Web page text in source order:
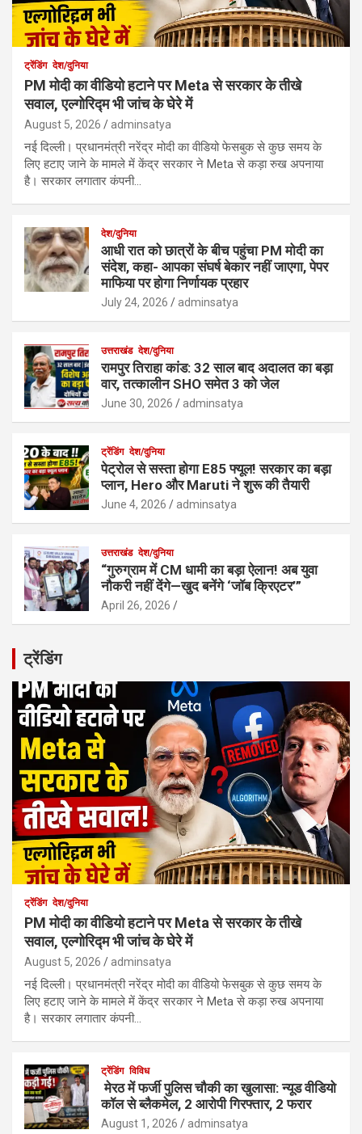
ट्रेंडिंग देश/दुनिया
PM मोदी का वीडियो हटाने पर Meta से सरकार के तीखे
सवाल, एल्गोरिद्म भी जांच के घेरे में
August 5, 2026 adminsatya
नई दिल्ली। प्रधानमंत्री नरेंद्र मोदी का वीडियो फेसबुक से कुछ समय के
लिए हटाए जाने के मामले में केंद्र सरकार ने Meta से कड़ा रुख अपनाया
है। सरकार लगातार कंपनी…
देश/दुनिया
आधी रात को छात्रों के बीच पहुंचा PM मोदी का
संदेश, कहा- आपका संघर्ष बेकार नहीं जाएगा, पेपर
माफिया पर होगा निर्णायक प्रहार
July 24, 2026 adminsatya
उत्तराखंड देश/दुनिया
रामपुर तिराहा कांड: 32 साल बाद अदालत का बड़ा
वार, तत्कालीन SHO समेत 3 को जेल
June 30, 2026 adminsatya
ट्रेंडिंग देश/दुनिया
पेट्रोल से सस्ता होगा E85 फ्यूल! सरकार का बड़ा
प्लान, Hero और Maruti ने शुरू की तैयारी
June 4, 2026 adminsatya
उत्तराखंड देश/दुनिया
“गुरुग्राम में CM धामी का बड़ा ऐलान! अब युवा
नौकरी नहीं देंगे—खुद बनेंगे ‘जॉब क्रिएटर’”
April 26, 2026
ट्रेंडिंग
ट्रेंडिंग देश/दुनिया
PM मोदी का वीडियो हटाने पर Meta से सरकार के तीखे
सवाल, एल्गोरिद्म भी जांच के घेरे में
August 5, 2026 adminsatya
नई दिल्ली। प्रधानमंत्री नरेंद्र मोदी का वीडियो फेसबुक से कुछ समय के
लिए हटाए जाने के मामले में केंद्र सरकार ने Meta से कड़ा रुख अपनाया
है। सरकार लगातार कंपनी…
ट्रेंडिंग विविध
मेरठ में फर्जी पुलिस चौकी का खुलासा: न्यूड वीडियो
कॉल से ब्लैकमेल, 2 आरोपी गिरफ्तार, 2 फरार
August 1, 2026 adminsatya